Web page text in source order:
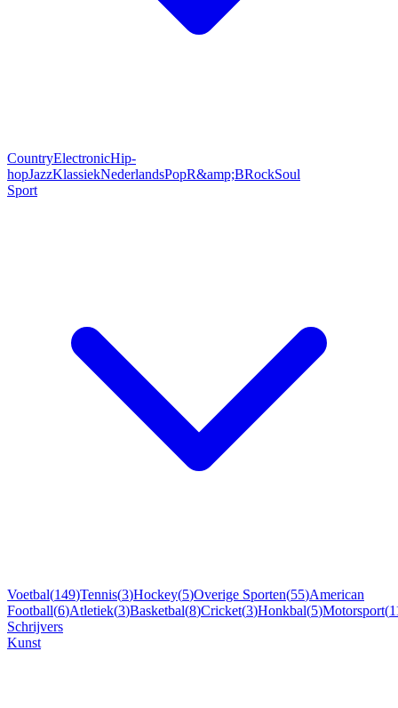
CountryElectronicHip-
hopJazzKlassiekNederlandsPopR&amp;BRockSoul
Sport
Voetbal(149)Tennis(3)Hockey(5)Overige Sporten(55)American
Football(6)Atletiek(3)Basketbal(8)Cricket(3)Honkbal(5)Motorsport(
Schrijvers
Kunst